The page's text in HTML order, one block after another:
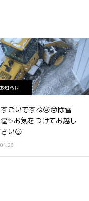
お知らせ
ごいですね😢😢除雪
お気をつけてお越し
い😌